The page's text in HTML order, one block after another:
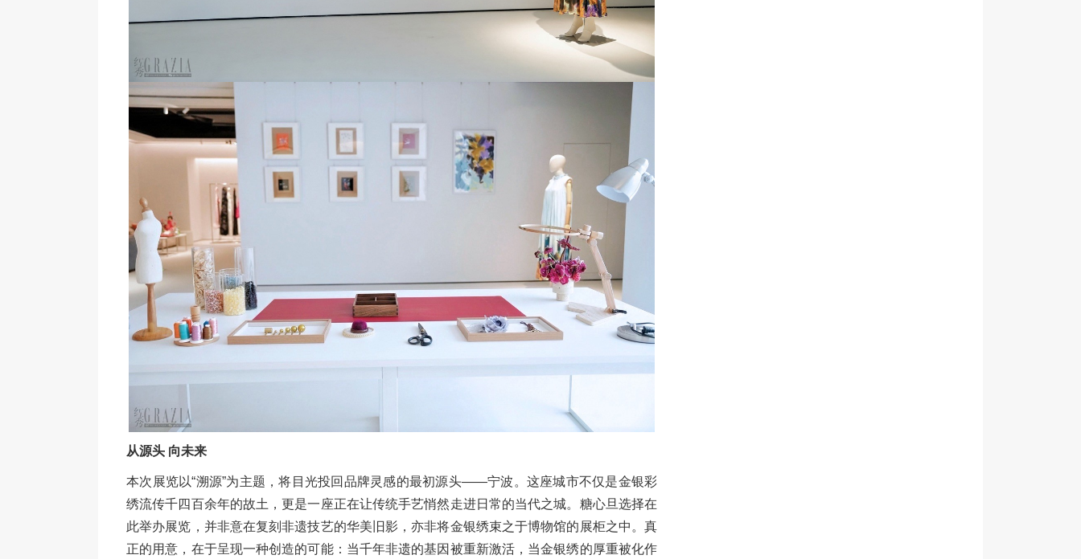
从源头 向未来
本次展览以“溯源”为主题，将目光投回品牌灵感的最初源头——宁波。这座城市不仅是金银彩
绣流传千四百余年的故土，更是一座正在让传统手艺悄然走进日常的当代之城。糖心旦选择在
此举办展览，并非意在复刻非遗技艺的华美旧影，亦非将金银绣束之于博物馆的展柜之中。真
正的用意，在于呈现一种创造的可能：当千年非遗的基因被重新激活，当金银绣的厚重被化作